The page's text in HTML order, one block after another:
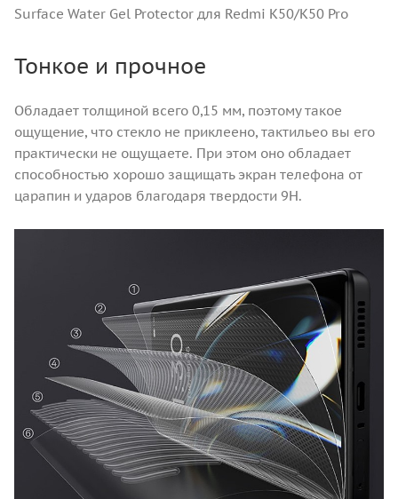
Surface Water Gel Protector для Redmi K50/K50 Pro
Тонкое и прочное
Обладает толщиной всего 0,15 мм, поэтому такое
ощущение, что стекло не приклеено, тактильео вы его
практически не ощущаете. При этом оно обладает
способностью хорошо защищать экран телефона от
царапин и ударов благодаря твердости 9H.